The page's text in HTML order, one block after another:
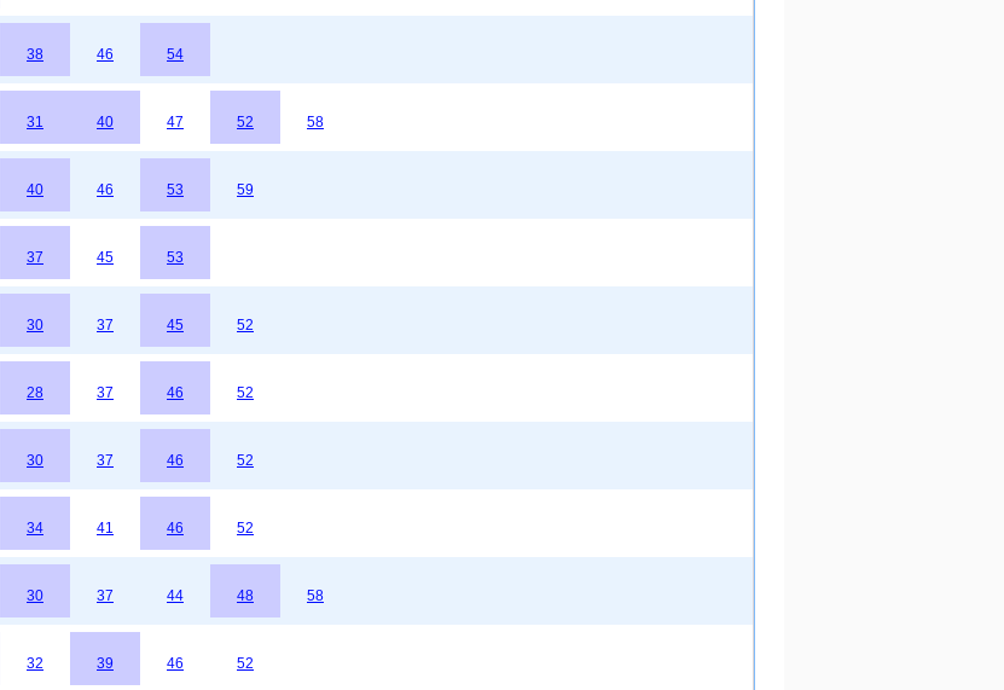
38 46 54
31 40 47 52 58
40 46 53 59
37 45 53
30 37 45 52
28 37 46 52
30 37 46 52
34 41 46 52
30 37 44 48 58
32 39 46 52